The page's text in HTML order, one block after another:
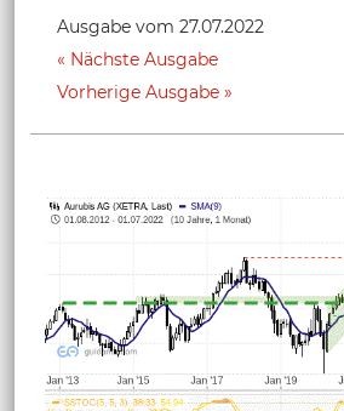
Ausgabe vom 27.07.2022
Nächste Ausgabe
Vorherige Ausgabe